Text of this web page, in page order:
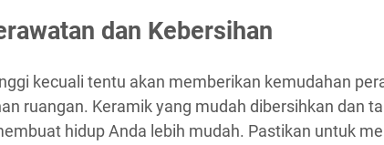
dan Kebersihan
kecuali tentu akan memberikan kemudahan
ruangan. Keramik yang mudah dibersihkan dan
hidup Anda lebih mudah. Pastikan untuk